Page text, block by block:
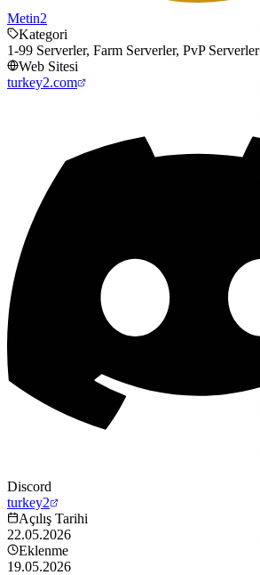
Metin2
Kategori
1-99 Serverler, Farm Serverler, PvP Serverler
Web Sitesi
turkey2.com
Discord
turkey2
Açılış Tarihi
22.05.2026
Eklenme
19.05.2026